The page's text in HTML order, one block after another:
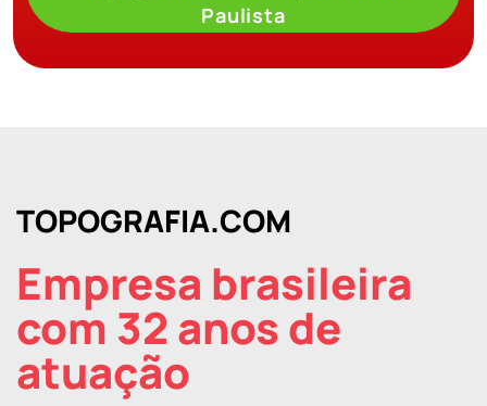
Paulista
TOPOGRAFIA.COM
Empresa brasileira
com 32 anos de
atuação